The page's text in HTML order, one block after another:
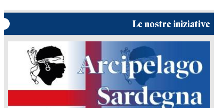
Le nostre iniziative